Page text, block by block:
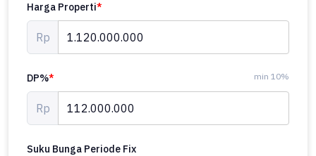
Harga Properti*
Rp
DP%* min 10%
Rp
Suku Bunga Periode Fix